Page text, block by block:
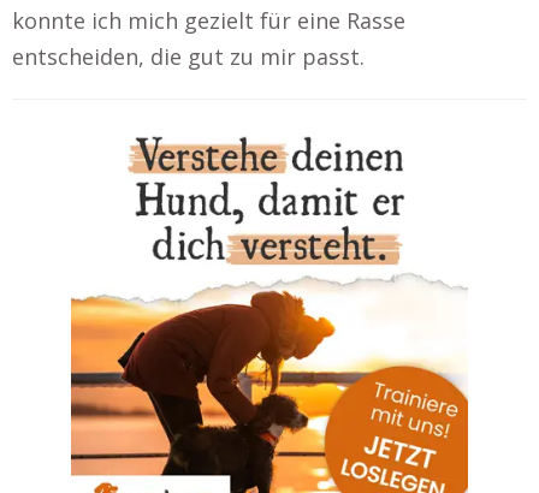
konnte ich mich gezielt für eine Rasse
entscheiden, die gut zu mir passt.